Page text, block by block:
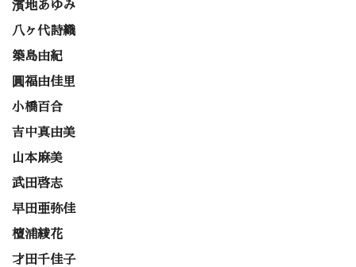
濱地あゆみ
八ヶ代詩織
築島由紀
圓福由佳里
小橋百合
吉中真由美
山本麻美
武田啓志
早田亜弥佳
檀浦綾花
才田千佳子